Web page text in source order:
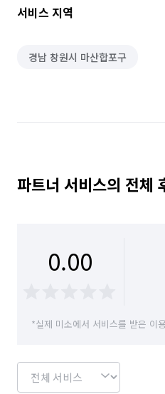
서비스 지역
경남 창원시 마산합포구
파트너 서비스의 전체
0.00
*실제 미소에서 서비스를 받은 이